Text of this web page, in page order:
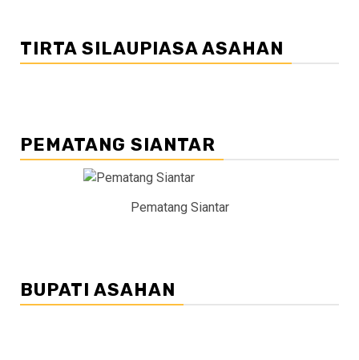
TIRTA SILAUPIASA ASAHAN
PEMATANG SIANTAR
Pematang Siantar
BUPATI ASAHAN